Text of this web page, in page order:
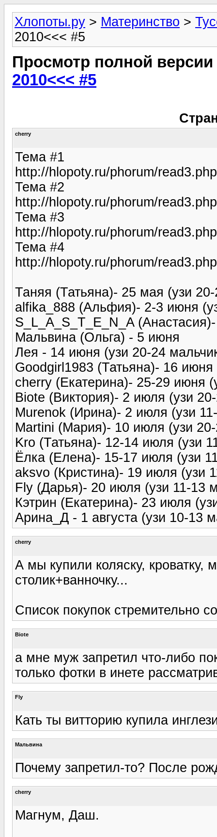
Хлопоты.ру > Материнство >
2010<<< #5
Просмотр полной
2010<<< #5
cherry
Тема #1
http://hlopoty.ru/phorum/
Тема #2
http://hlopoty.ru/phorum/
Тема #3
http://hlopoty.ru/phorum/
Тема #4
http://hlopoty.ru/phorum/
Таняя (Татьяна)- 25 мая (узи
alfika_888 (Альфия)- 2-3 июня
S_L_A_S_T_E_N_A
Мальвина (Ольга) - 5 июня
Лея - 14 июня (узи 20-24
Goodgirl1983 (Татьяна)- 16 июня
cherry (Екатерина)- 25-29 июня
Biote (Виктория)- 2 июля (узи
Murenok (Ирина)- 2 июля (узи
Martini (Мария)- 10 июля (узи
Kro (Татьяна)- 12-14 июля (узи
Ёлка (Елена)- 15-17 июля (узи
aksvo (Кристина)- 19 июля (узи
Fly (Дарья)- 20 июля (узи 11-13
Кэтрин (Екатерина)- 23 июля
Арина_Д - 1 августа (узи 10-13
cherry
А мы купили коляску, кроватку,
столик+ванночку...
Список покупок стремительно
Biote
а мне муж запретил что-либо
только фотки в инете
Fly
Кать ты витторию купила
Мальвина
Почему запретил-то? После
cherry
Магнум, Даш.